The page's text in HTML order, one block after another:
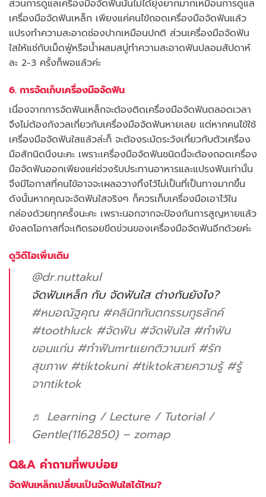
ส่วนการดูแลเครื่องมือจัดฟันนั้นไม่ได้ยุ่งยากมากเหมือนการดูแล
เครื่องมือจัดฟันเหล็ก เพียงแค่คนไข้ถอดเครื่องมือจัดฟันแล้ว
แปรงทำความสะอาดช่องปากเหมือนปกติ ส่วนเครื่องมือจัดฟัน
ใสให้แช่กับเม็ดฟู่หรือน้ำผสมสบู่ทำความสะอาดฟันปลอมสัปดาห์
ละ 2-3 ครั้งก็พอแล้วค่ะ
6. การจัดเก็บเครื่องมือจัดฟัน
เนื่องจากการจัดฟันเหล็กจะต้องติดเครื่องมือจัดฟันตลอดเวลา
จึงไม่ต้องกังวลเกี่ยวกับเครื่องมือจัดฟันหายเลย แต่หากคนไข้ใช้
เครื่องมือจัดฟันใสแล้วล่ะก็ จะต้องระมัดระวังเกี่ยวกับตัวเครื่อง
มือสักนิดนึงนะคะ เพราะเครื่องมือจัดฟันชนิดนี้จะต้องถอดเครื่อง
มือจัดฟันออกเพียงแค่ช่วงรับประทานอาหารและแปรงฟันเท่านั้น
จึงมีโอกาสที่คนไข้อาจจะเผลอวางทิ้งไว้ไม่เป็นที่เป็นทางมากขึ้น
ดังนั้นหากคุณจะจัดฟันใสจริงๆ ก็ควรเก็บเครื่องมือเอาไว้ใน
กล่องด้วยทุกครั้งนะคะ เพราะนอกจากจะป้องกันการสูญหายแล้ว
ยังลดโอกาสที่จะเกิดรอยขีดข่วนของเครื่องมือจัดฟันอีกด้วยค่ะ
ดูวิดีโอเพิ่มเติม
@dr.nuttakul
จัดฟันเหล็ก กับ จัดฟันใส ต่างกันยังไง?
#หมอณัฐคุณ #คลินิกทันตกรรมทูธลักค์
#toothluck #จัดฟัน #จัดฟันใส #ทําฟัน
ขอนแก่น #ทําฟันmrtแยกติวานนท์ #รัก
สุขภาพ #tiktokuni #tiktokสายความรู้ #รู้
จากtiktok
♬ Learning / Lecture / Tutorial /
Gentle(1162850) – zomap
Q&A คำถามที่พบบ่อย
จัดฟันเหล็กเปลี่ยนเป็นจัดฟันใสได้ไหม?